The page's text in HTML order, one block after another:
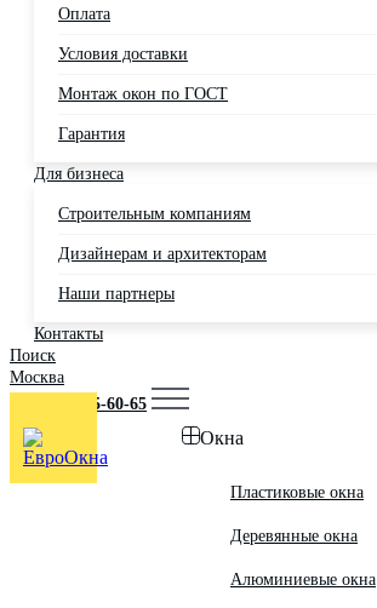
Оплата
Условия доставки
Монтаж окон по ГОСТ
Гарантия
Для бизнеса
Строительным компаниям
Дизайнерам и архитекторам
Наши партнеры
Контакты
Поиск
Москва
+7 (495) 725-60-65
Окна
Пластиковые окна
Деревянные окна
Алюминиевые окна